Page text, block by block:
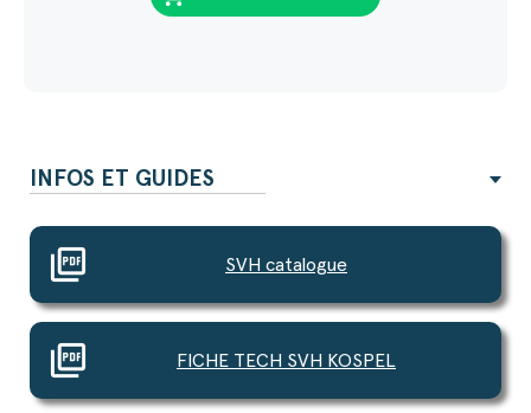
INFOS ET GUIDES
picture_as_pdf SVH catalogue
picture_as_pdf FICHE TECH SVH KOSPEL